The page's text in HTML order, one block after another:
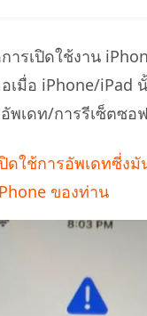
รเปิดใช้งาน
เมื่อ iPhone/iPad
พเดท/การรีเซ็ตซอ
ดใช้การอัพเดทซี่ง
ของท่าน